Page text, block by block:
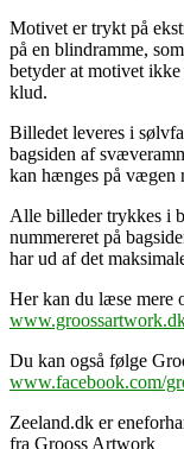
Motivet er trykt på
på en blindramme,
betyder at motivet
klud.
Billedet leveres i
bagsiden af
kan hænges på vægen
Alle billeder trykkes i
nummereret på
har ud af det
Her kan du læse mere
Du kan også følge
www.facebook.com/
Zeeland.dk er
fra Grooss Artwork